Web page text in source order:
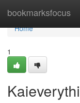
bookmarksfocus
Home
Home
1